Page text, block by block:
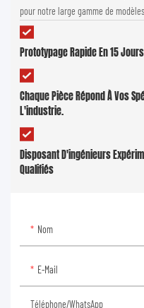
pour notre large gamme de
Prototypage Rapide En 15 Jours
Chaque Pièce Répond À Vos
L'industrie.
Disposant D'ingénieurs
Qualifiés
Nom
E-Mail
Téléphone/WhatsApp